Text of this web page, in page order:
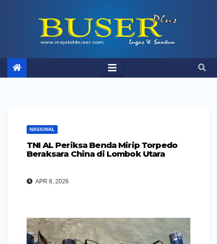
NASIONAL
TNI AL Periksa Benda Mirip Torpedo
Beraksara China di Lombok Utara
APR 8, 2026